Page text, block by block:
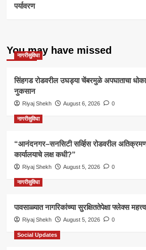
पर्यावरण
You may have missed
नागरीसुविधा
सिंहगड रोडवरील उघड्या चेंबरमुळे अपघाताचा
नुकसान
Riyaj Shekh August 6, 2026 0
नागरीसुविधा
“आनंदनगर–सनसिटी सर्व्हिस रोडवरील
कार्यालयाचे लक्ष कधी?”
Riyaj Shekh August 5, 2026 0
नागरीसुविधा
पावसाळ्यात नागरिकांच्या सुरक्षिततेपेक्षा फ्लेक्स
Riyaj Shekh August 5, 2026 0
Social Updates